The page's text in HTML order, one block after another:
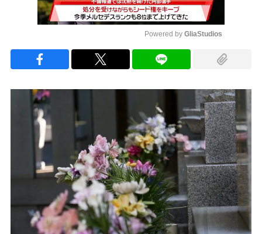
Powered by GliaStudios